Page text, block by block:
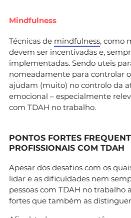
Mindfulness
Técnicas de mindfulness, como
devem ser incentivadas e,
implementadas. Sendo uteis
nomeadamente para controlar
ajudam (muito) no controlo da
emocional – especialmente
com TDAH no trabalho.
PONTOS FORTES
PROFISSIONAIS COM TDAH
Apesar dos desafios com os
lidar e as dificuldades nem
pessoas com TDAH no trabalho
fortes que também as